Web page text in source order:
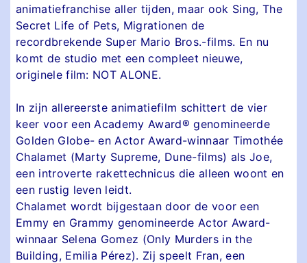
animatiefranchise aller tijden, maar ook Sing, The
Secret Life of Pets, Migrationen de
recordbrekende Super Mario Bros.-films. En nu
komt de studio met een compleet nieuwe,
originele film: NOT ALONE.
In zijn allereerste animatiefilm schittert de vier
keer voor een Academy Award® genomineerde
Golden Globe- en Actor Award-winnaar Timothée
Chalamet (Marty Supreme, Dune-films) als Joe,
een introverte rakettechnicus die alleen woont en
een rustig leven leidt.
Chalamet wordt bijgestaan door de voor een
Emmy en Grammy genomineerde Actor Award-
winnaar Selena Gomez (Only Murders in the
Building, Emilia Pérez). Zij speelt Fran, een